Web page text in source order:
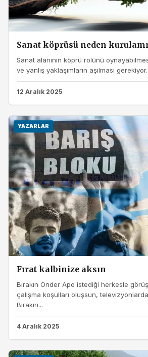
Sanat köprüsü neden
Sanat alanının köprü rolünü
ve yanlış yaklaşımların aşılması
12 Aralık 2025
YAZARLAR
Fırat kalbinize aksın
Bırakın Önder Apo istediği herkesle
çalışma koşulları oluşsun,
Bırakın...
4 Aralık 2025